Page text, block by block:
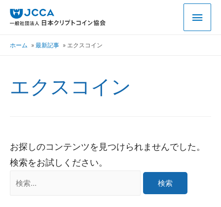
ホーム 最新記事 エクスコイン
エクスコイン
お探しのコンテンツを見つけられませんでした。
検索をお試しください。